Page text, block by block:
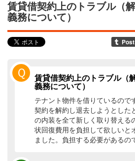
賃貸借契約上のトラブル（
義務について）
Ｑ
賃貸借契約上のトラブル（
義務について）
テナント物件を借りているので
契約を解約し退去しようとした
の内装を全て新しく取り替える
状回復費用を負担して欲しいと
ました。負担する必要があるの